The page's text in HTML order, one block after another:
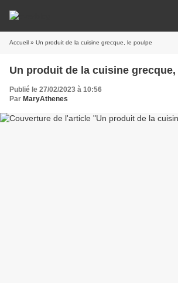
Accueil » Un produit de la cuisine grecque, le poulpe
Un produit de la cuisine
Publié le 27/02/2023 à 10:56
Par MaryAthenes